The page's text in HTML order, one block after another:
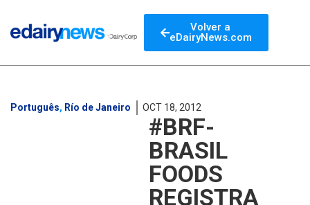
Volver a
eDairyNews.com
Português, Río de Janeiro OCT 18, 2012
#BRF-
BRASIL
FOODS
REGISTRA